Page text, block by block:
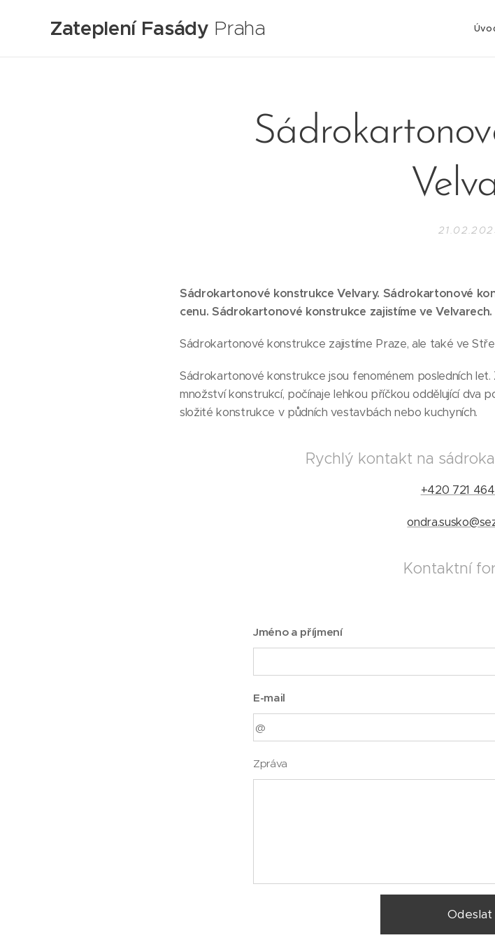
Zateplení Fasády Praha
Sádrokartonové konstrukce Velvary. Sádrokartonové
cenu. Sádrokartonové konstrukce zajistíme ve Velvarech.
Sádrokartonové konstrukce zajistíme Praze, ale také ve
Sádrokartonové konstrukce jsou fenoménem posledních
množství konstrukcí, počínaje lehkou příčkou oddělující dva
složité konstrukce v půdních vestavbách nebo kuchyních.
Rychlý kontakt na
+420 721
Kontaktní
Jméno a příjmení
E-mail
Zpráva
Odeslat